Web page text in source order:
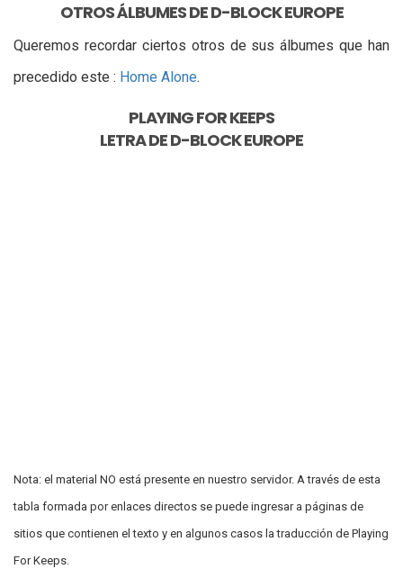
OTROS ÁLBUMES DE D-BLOCK EUROPE
Queremos recordar ciertos otros de sus álbumes que han
precedido este : Home Alone.
PLAYING FOR KEEPS
LETRA DED-BLOCK EUROPE
Nota: el material NO está presente en nuestro servidor. A través de esta
tabla formada por enlaces directos se puede ingresar a páginas de
sitios que contienen el texto y en algunos casos la traducción de Playing
For Keeps.